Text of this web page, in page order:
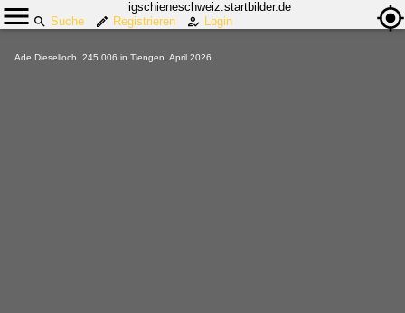
igschieneschweiz.startbilder.de
Suche
Registrieren Login
Ade Dieselloch. 245 006 in Tiengen. April 2026.